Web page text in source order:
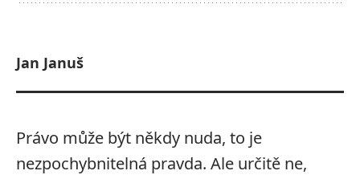
Jan Januš
Právo může být někdy nuda, to je
nezpochybnitelná pravda. Ale určitě ne,